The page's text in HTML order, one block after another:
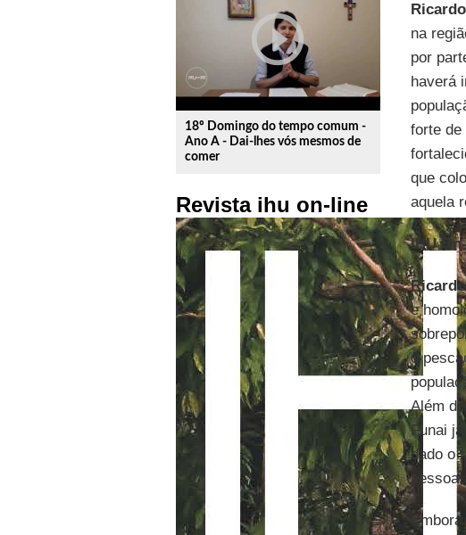
play_circle_outline
18º Domingo do tempo comum -
Ano A - Dai-lhes vós mesmos de
comer
Revista ihu on-line
na
por
haverá
forte de
que
aquela
IHU
e
o
Além
Funai
dado o